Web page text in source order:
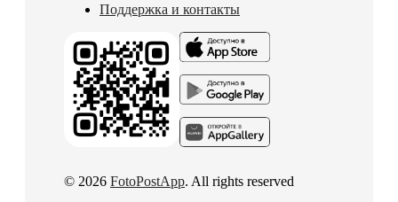
Поддержка и контакты
© 2026 FotoPostApp. All rights reserved